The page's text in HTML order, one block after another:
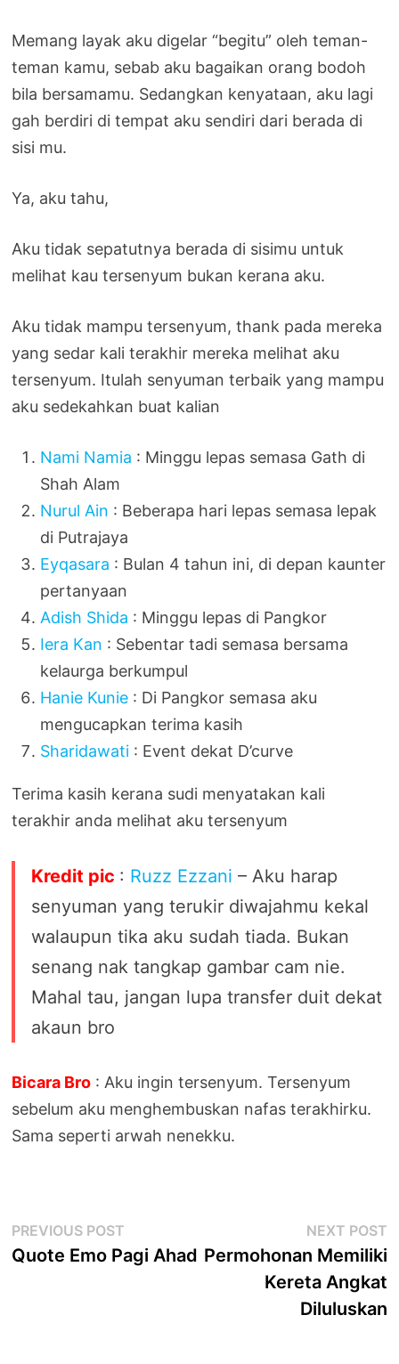
Memang layak aku digelar “begitu” oleh teman-
teman kamu, sebab aku bagaikan orang bodoh
bila bersamamu. Sedangkan kenyataan, aku lagi
gah berdiri di tempat aku sendiri dari berada di
sisi mu.
Ya, aku tahu,
Aku tidak sepatutnya berada di sisimu untuk
melihat kau tersenyum bukan kerana aku.
Aku tidak mampu tersenyum, thank pada mereka
yang sedar kali terakhir mereka melihat aku
tersenyum. Itulah senyuman terbaik yang mampu
aku sedekahkan buat kalian
Nami Namia : Minggu lepas semasa Gath di
Shah Alam
Nurul Ain : Beberapa hari lepas semasa lepak
di Putrajaya
Eyqasara : Bulan 4 tahun ini, di depan kaunter
pertanyaan
Adish Shida : Minggu lepas di Pangkor
Iera Kan : Sebentar tadi semasa bersama
kelaurga berkumpul
Hanie Kunie : Di Pangkor semasa aku
mengucapkan terima kasih
Sharidawati : Event dekat D’curve
Terima kasih kerana sudi menyatakan kali
terakhir anda melihat aku tersenyum
Kredit pic : Ruzz Ezzani – Aku harap
senyuman yang terukir diwajahmu kekal
walaupun tika aku sudah tiada. Bukan
senang nak tangkap gambar cam nie.
Mahal tau, jangan lupa transfer duit dekat
akaun bro
Bicara Bro : Aku ingin tersenyum. Tersenyum
sebelum aku menghembuskan nafas terakhirku.
Sama seperti arwah nenekku.
Post
navigation
PREVIOUS POST
post:
Quote Emo Pagi Ahad
NEXT POST
Permohonan Memiliki
Kereta Angkat
Diluluskan